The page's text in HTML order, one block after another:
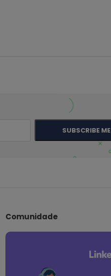
SUBSCRIBE ME
Comunidade